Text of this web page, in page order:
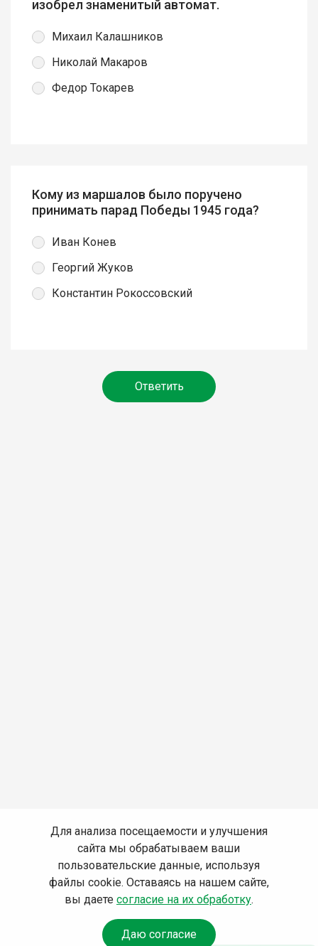
изобрел знаменитый автомат.
Михаил Калашников
Николай Макаров
Федор Токарев
Кому из маршалов было поручено
принимать парад Победы 1945 года?
Иван Конев
Георгий Жуков
Константин Рокоссовский
Ответить
Для анализа посещаемости и улучшения
сайта мы обрабатываем ваши
пользовательские данные, используя
файлы cookie. Оставаясь на нашем сайте,
вы даете согласие на их обработку.
Даю согласие